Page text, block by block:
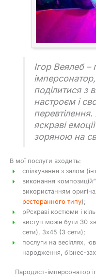
Ігор Веялеб –
поділитися
настроєм і
яскраві
зоряною на
В мої послуги входить:
спілкування з залом
виконання
використанням
ресторанного типу);
рРскраві костюми і
виступ може бути 30
сети), 3х45 (3 сети);
послуги на весіллях,
народження, бізнес-
Пародист-імперсонатор